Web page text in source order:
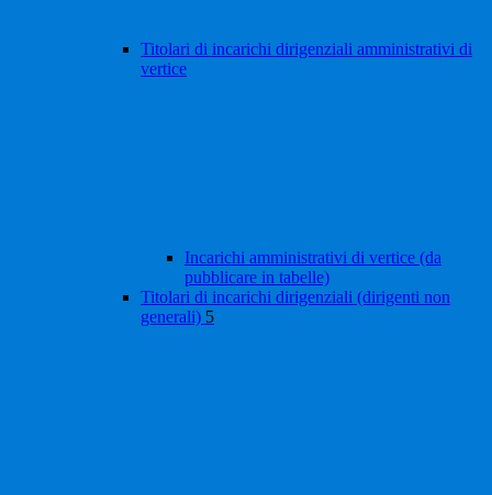
Titolari di incarichi dirigenziali amministrativi di
vertice
Incarichi amministrativi di vertice (da
pubblicare in tabelle)
Titolari di incarichi dirigenziali (dirigenti non
generali) 5